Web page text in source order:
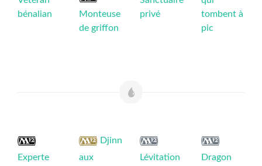
bénalian
Monteuse
de griffon
privé
tombent à
pic
Experte
Djinn
aux
Lévitation
Dragon